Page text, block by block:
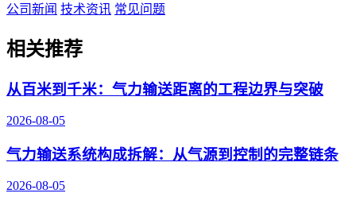
公司新闻 技术资讯 常见问题
相关推荐
从百米到千米：气力输送距离的工程边界与突破
2026-08-05
气力输送系统构成拆解：从气源到控制的完整链条
2026-08-05